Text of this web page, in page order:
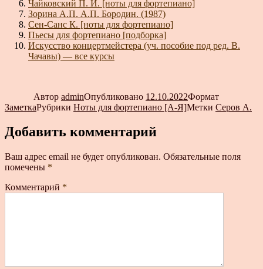
Чайковский П. И. [ноты для фортепиано]
Зорина А.П. А.П. Бородин. (1987)
Сен-Санс К. [ноты для фортепиано]
Пьесы для фортепиано [подборка]
Искусство концертмейстера (уч. пособие под ред. В.
Чачавы) — все курсы
Автор adminОпубликовано 12.10.2022Формат
ЗаметкаРубрики Ноты для фортепиано [А-Я]Метки Серов А.
Добавить комментарий
Ваш адрес email не будет опубликован. Обязательные поля
помечены *
Комментарий *